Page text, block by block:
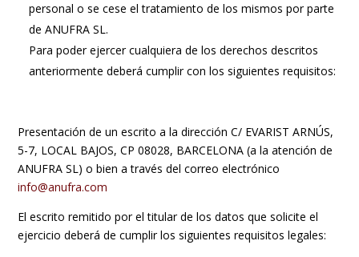
personal o se cese el tratamiento de los mismos por parte
de ANUFRA SL.
Para poder ejercer cualquiera de los derechos descritos
anteriormente deberá cumplir con los siguientes requisitos:
Presentación de un escrito a la dirección C/ EVARIST ARNÚS,
5-7, LOCAL BAJOS, CP 08028, BARCELONA (a la atención de
ANUFRA SL) o bien a través del correo electrónico
info@anufra.com
El escrito remitido por el titular de los datos que solicite el
ejercicio deberá de cumplir los siguientes requisitos legales: